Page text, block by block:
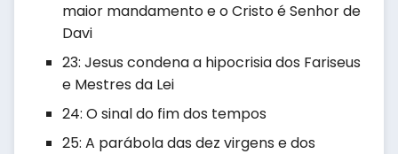
maior mandamento e o Cristo é Senhor de
Davi
23: Jesus condena a hipocrisia dos Fariseus
e Mestres da Lei
24: O sinal do fim dos tempos
25: A parábola das dez virgens e dos